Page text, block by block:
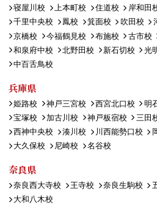
寝屋川校
上本町校 住道校 岸和田
千里中央校
鳳校 箕面校 吹田校
京橋校
今福鶴見校 布施校 古市校
和泉府中校
北野田校 新石切校 光
中百舌鳥校
兵庫県
姫路校 神戸三宮校 西宮北口校 明
宝塚校
加古川校 神戸板宿校 三田
西神中央校
湊川校 川西能勢口校
大久保校
尼崎校 名谷校
奈良県
奈良西大寺校 王寺校 奈良生駒校
大和八木校